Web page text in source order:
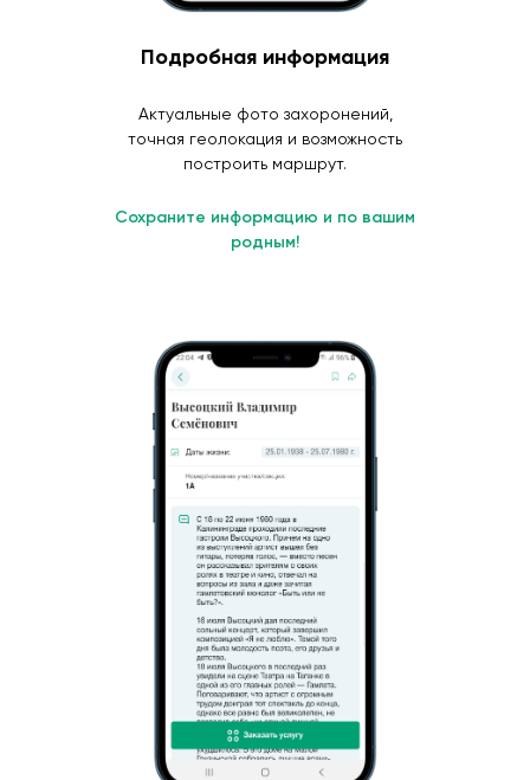
Подробная информация
Актуальные фото захоронений,
точная геолокация и возможность
построить маршрут.
Сохраните информацию и по вашим
родным!